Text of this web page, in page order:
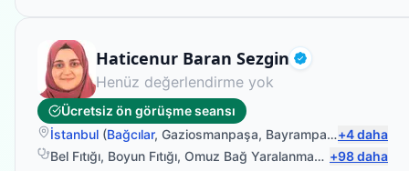
Haticenur Baran Sezgin Doğrulanmış
Fizyoterapist
Henüz değerlendirme yok
Ücretsiz ön görüşme seansı
İstanbul (Bağcılar, Gaziosmanpaşa, Bayrampaşa ,Güngören
+4daha
Bel Fıtığı, Boyun Fıtığı, Omuz Bağ Yaralanması ,Protez
+98daha